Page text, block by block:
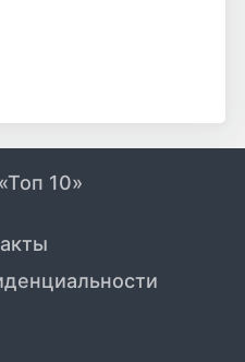
10»